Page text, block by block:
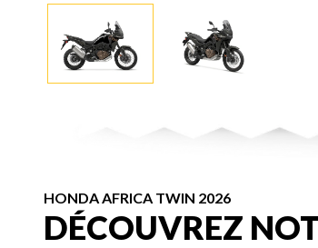
HONDA AFRICA TWIN 2026
DÉCOUVREZ